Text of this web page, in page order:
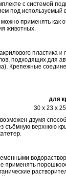
с системой
под используемый
применять как
животных.
пластика
подходящих для
Крепежные
для
30 x 23 x
двумя
съёмную верхнюю
применять